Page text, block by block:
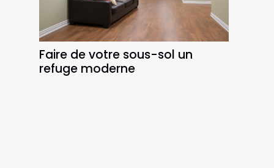
Faire de votre sous-sol un
refuge moderne